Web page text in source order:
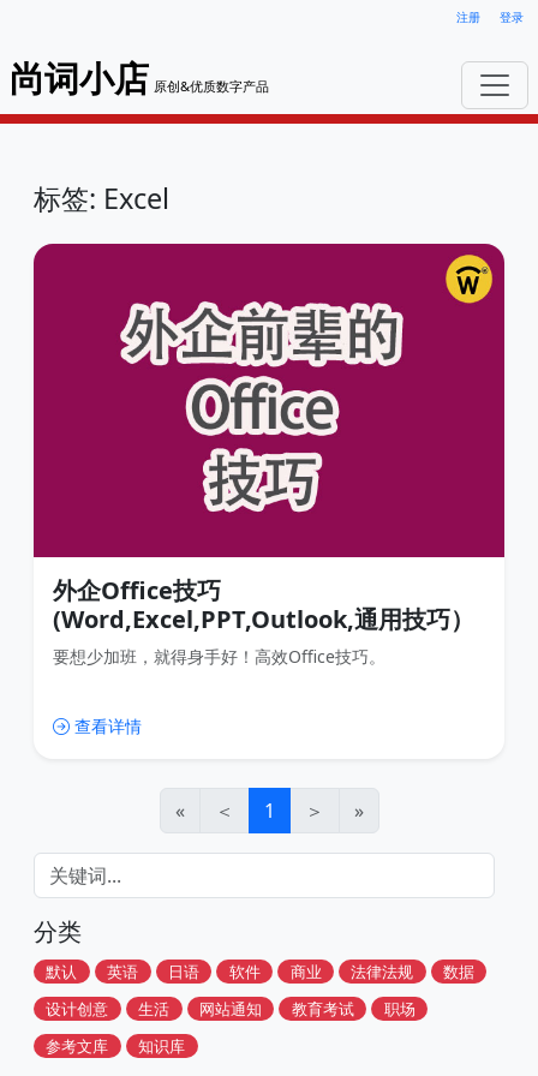
注册 登录
尚词小店 原创&优质数字产品
标签: Excel
外企Office技巧
(Word,Excel,PPT,Outlook,通用技巧）
要想少加班，就得身手好！高效Office技巧。
查看详情
« ＜ 1 ＞ »
分类
默认 英语 日语 软件 商业 法律法规
数据
设计创意
生活 网站通知 教育考试
职场
参考文库
知识库